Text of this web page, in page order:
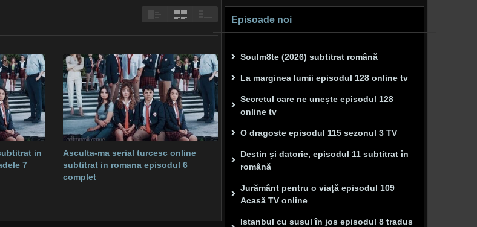
in
7
Asculta-ma serial turcesc online
subtitrat in romana episodul 6
complet
Episoade noi
Soulm8te (2026) subtitrat română
La marginea lumii episodul 128 online tv
Secretul care ne unește episodul 128
online tv
O dragoste episodul 115 sezonul 3 TV
Destin și datorie, episodul 11 subtitrat în
română
Jurământ pentru o viață episodul 109
Acasă TV online
Istanbul cu susul în jos episodul 8 tradus